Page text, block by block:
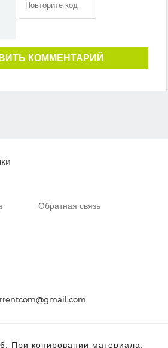
КОММЕНТАРИЙ
Обратная связь
При копировании материала,